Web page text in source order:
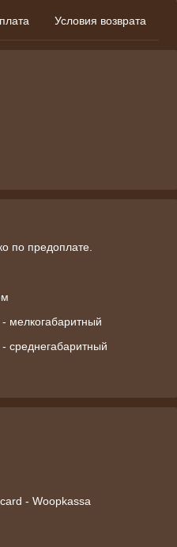
Условия возврата
по предоплате.
мелкогабаритный
среднегабаритный
- Woopkassa